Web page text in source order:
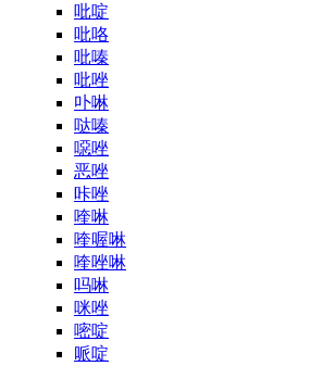
吡啶
吡咯
吡嗪
吡唑
卟啉
哒嗪
噁唑
恶唑
咔唑
喹啉
喹喔啉
喹唑啉
吗啉
咪唑
嘧啶
哌啶